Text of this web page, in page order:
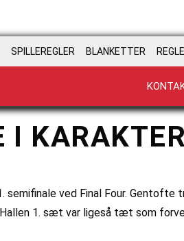
SPILLEREGLER BLANKETTER
I
ved Final Four. Gentofte
Hallen 1. sæt var ligeså tæt som